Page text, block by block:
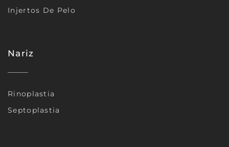
Injertos De Pelo
Nariz
Rinoplastia
Septoplastia